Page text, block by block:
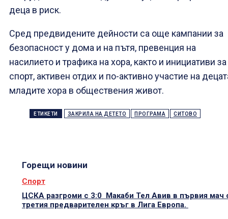
деца в риск.
Сред предвидените дейности са още кампании за
безопасност у дома и на пътя, превенция на
насилието и трафика на хора, както и инициативи за
спорт, активен отдих и по-активно участие на
младите хора в обществения живот.
ЕТИКЕТИ ЗАКРИЛА НА ДЕТЕТО ПРОГРАМА СИТОВО
Горещи новини
Спорт
ЦСКА разгроми с 3:0 Макаби Тел Авив в първия мач
третия предварителен кръг в Лига Европа.